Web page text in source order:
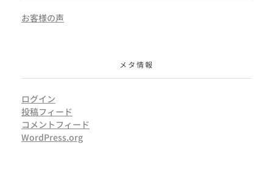
お客様の声
メタ情報
ログイン
投稿フィード
コメントフィード
WordPress.org